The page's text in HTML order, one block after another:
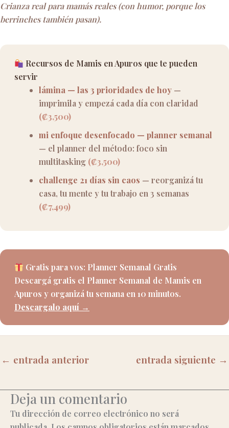
Crianza real para mamás reales (con humor, porque los
berrinches también pasan).
Recursos de Mamis en Apuros que te pueden
servir
lámina — las 3 prioridades de hoy —
imprimila y empezá cada día con claridad
(₡3,500)
mi enfoque desenfocado — planner semanal
— el planner del método: foco sin
multitasking (₡3,500)
challenge 21 días sin caos — reorganizá tu
casa, tu mente y tu trabajo en 3 semanas
(₡7,499)
Gratis para vos: Planner Semanal Gratis
Descargá gratis el Planner Semanal de Mamis en
Apuros y organizá tu semana en 10 minutos.
Descargalo aquí →
← entrada anterior entrada siguiente →
Deja un comentario
Tu dirección de correo electrónico no será